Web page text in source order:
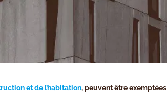
et de l’habitation, peuvent être exemptées